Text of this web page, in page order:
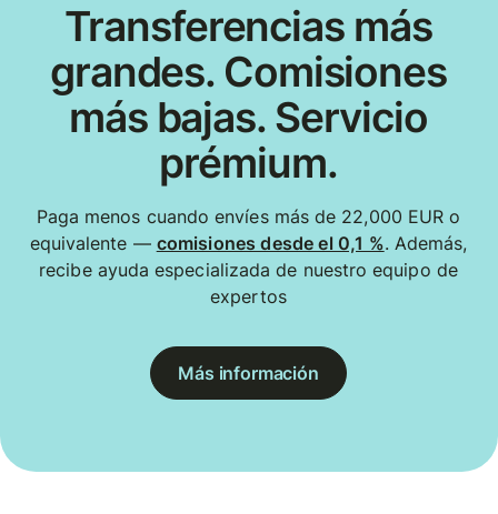
Transferencias más
grandes. Comisiones
más bajas. Servicio
prémium.
Paga menos cuando envíes más de 22,000 EUR o
equivalente — comisiones desde el 0,1 %. Además,
recibe ayuda especializada de nuestro equipo de
expertos
Más información